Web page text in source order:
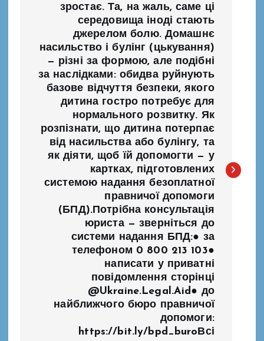
зростає. Та, на жаль, саме ці
середовища іноді стають
джерелом болю. Домашнє
насильство і булінг (цькування)
— різні за формою, але подібні
за наслідками: обидва руйнують
базове відчуття безпеки, якого
дитина гостро потребує для
нормального розвитку. Як
розпізнати, що дитина потерпає
від насильства або булінгу, та
як діяти, щоб їй допомогти — у
картках, підготовлених
системою надання безоплатної
правничої допомоги
(БПД).Потрібна консультація
юриста — зверніться до
системи надання БПД:● за
телефоном 0 800 213 103●
написати у приватні
повідомлення сторінці
@Ukraine.Legal.Aid● до
найближчого бюро правничої
допомоги:
https://bit.ly/bpd_buroВсі